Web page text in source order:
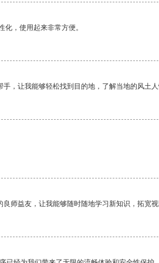
化，使用起来非常方便。
，让我能够轻松找到目的地，了解当地的风土人
师益友，让我能够随时随地学习新知识，拓宽视